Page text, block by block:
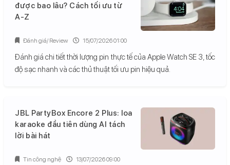
được bao lâu? Cách tối ưu từ
A-Z
Đánh giá chi tiết thời lượng pin thực tế của Apple Watch SE 3, tốc
độ sạc nhanh và các thủ thuật tối ưu pin hiệu quả.
Đánh giá/ Review 15/07/2026 01:00
JBL PartyBox Encore 2 Plus: loa
karaoke đầu tiên dùng AI tách
lời bài hát
Tin công nghệ 13/07/2026 09:00